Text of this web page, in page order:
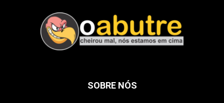
SOBRE NÓS